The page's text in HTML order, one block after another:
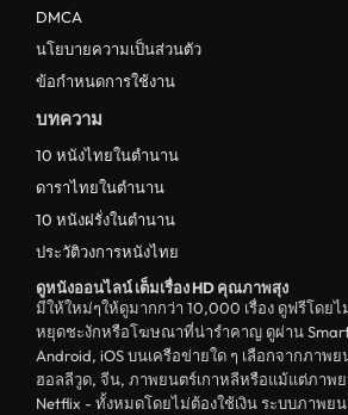
ดูหนังชีวประวัติ Biography
ดูหนังเกาหลีใต้ South Korea
ระทึกขวัญ
ตลก
ดูหนังจีน China
unknown
ดูหนังอีโรติก R18+ erotic
บู๊
หนังฝรั่ง
DMCA
นโยบายความเป็นส่วนตัว
ข้อกำหนดการใช้งาน
บทความ
10 หนังไทยในตำนาน
ดาราไทยในตำนาน
10 หนังฝรั่งในตำนาน
ประวัติวงการหนังไทย
ดูหนังออนไลน์ เต็มเรื่อง HD คุณภาพสุง
มีให้ใหม่ๆให้ดูมากกว่า 10,000 เรื่อง ดูฟรีโดย
หยุดชะงักหรือโฆษณาที่น่ารำคาญ ดูผ่าน Smart
Android, iOS บนเครือข่ายใด ๆ เลือกจากภาพ
ฮอลลีวูด, จีน, ภาพยนตร์เกาหลีหรือแม้แต่ภาพ
Netflix - ทั้งหมดโดยไม่ต้องใช้เงิน ระบบภาพยน